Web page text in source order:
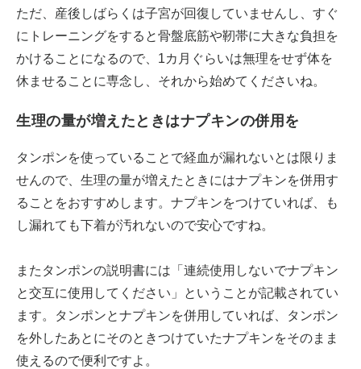
ただ、産後しばらくは子宮が回復していませんし、すぐ
にトレーニングをすると骨盤底筋や靭帯に大きな負担を
かけることになるので、1カ月ぐらいは無理をせず体を
休ませることに専念し、それから始めてくださいね。
生理の量が増えたときはナプキンの併用を
タンポンを使っていることで経血が漏れないとは限りま
せんので、生理の量が増えたときにはナプキンを併用す
ることをおすすめします。ナプキンをつけていれば、も
し漏れても下着が汚れないので安心ですね。
またタンポンの説明書には「連続使用しないでナプキン
と交互に使用してください」ということが記載されてい
ます。タンポンとナプキンを併用していれば、タンポン
を外したあとにそのときつけていたナプキンをそのまま
使えるので便利ですよ。